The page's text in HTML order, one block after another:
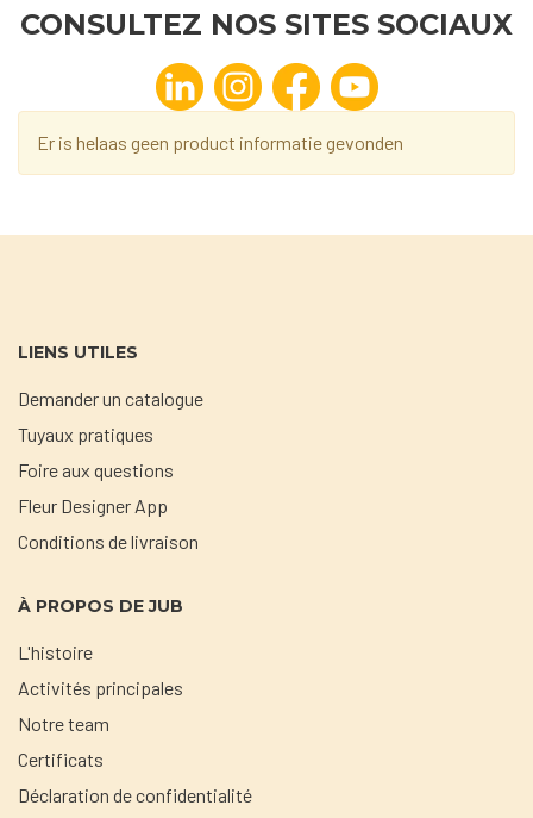
CONSULTEZ NOS SITES SOCIAUX
Er is helaas geen product informatie gevonden
LIENS UTILES
Demander un catalogue
Tuyaux pratiques
Foire aux questions
Fleur Designer App
Conditions de livraison
À PROPOS DE JUB
L'histoire
Activités principales
Notre team
Certificats
Déclaration de confidentialité